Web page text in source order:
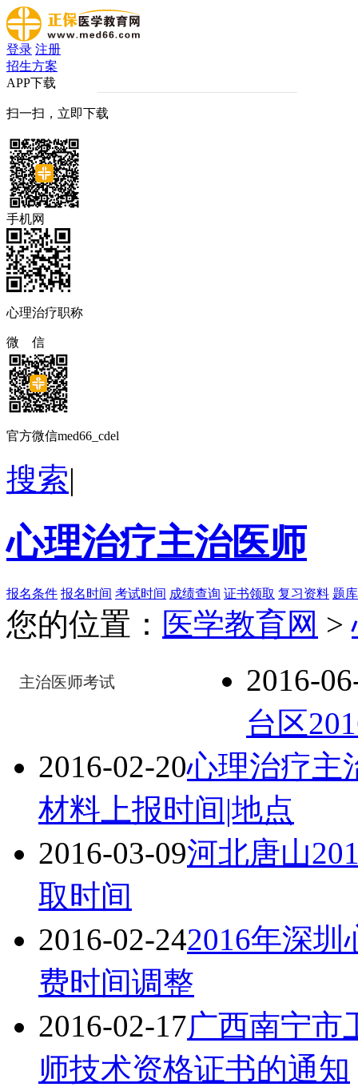
登录 注册
招生方案
APP下载
扫一扫，立即下载
手机网
心理治疗职称
微 信
官方微信med66_cdel
搜索|
心理治疗主治医师
报名条件 报名时间 考试时间 成绩查询 证书领取 复习资料 题
您的位置： 医学教育网 >
主治医师考试
2016-
台区
2016-02-20心理治疗主
材料上报时间|地点
2016-03-09河北唐山
取时间
2016-02-242016年深
费时间调整
2016-02-17广西南宁市
师技术资格证书的通知